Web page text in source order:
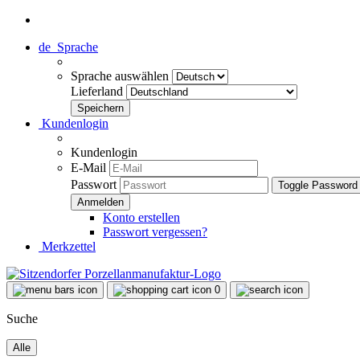
de Sprache
Sprache auswählen
Lieferland
Kundenlogin
Kundenlogin
E-Mail
Passwort
Toggle
Konto erstellen
Passwort vergessen?
Merkzettel
0
Suche
Alle